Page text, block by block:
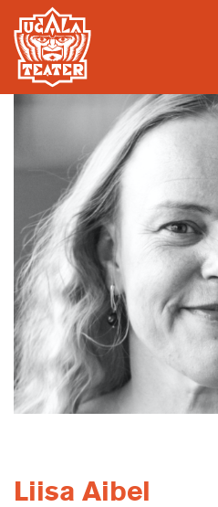
Liisa Aibel